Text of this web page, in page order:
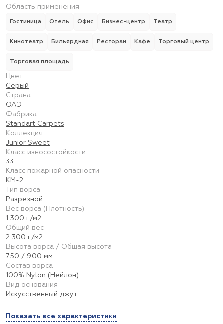
Область применения
Гостиница Отель Офис Бизнес-центр Театр
Кинотеатр Бильярдная Ресторан Кафе Торговый центр
Торговая площадь
Цвет
Серый
Страна
ОАЭ
Фабрика
Standart Carpets
Коллекция
Junior Sweet
Класс износостойкости
33
Класс пожарной опасности
КМ-2
Тип ворса
Разрезной
Вес ворса (Плотность)
1 300 г/м2
Общий вес
2 300 г/м2
Высота ворса / Общая высота
7.50 / 9.00 мм
Состав ворса
100% Nylon (Нейлон)
Вид основания
Искусственный джут
Показать все характеристики